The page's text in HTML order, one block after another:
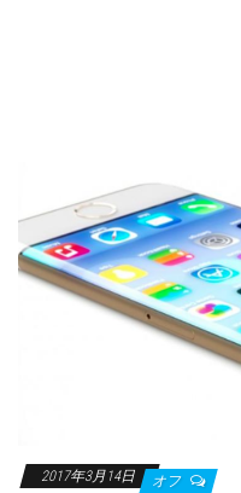
2017年3月14日 オフ